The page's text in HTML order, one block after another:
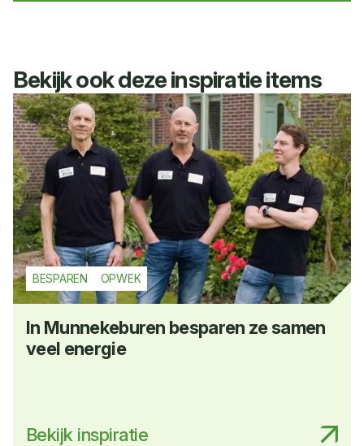
Bekijk ook deze inspiratie items
BESPAREN OPWEK
In Munnekeburen besparen ze samen
veel energie
Bekijk inspiratie